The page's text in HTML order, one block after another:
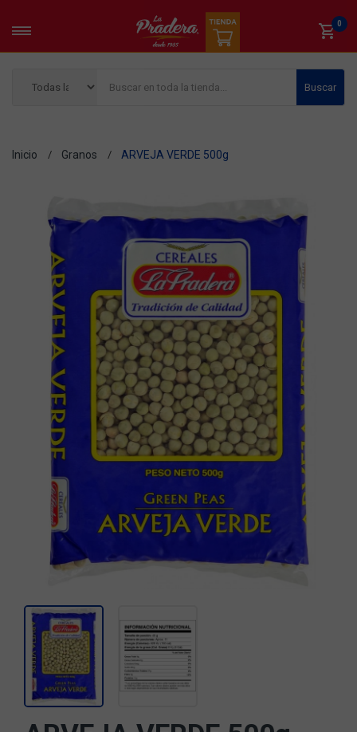
0
Buscar
Inicio Granos ARVEJA VERDE 500g